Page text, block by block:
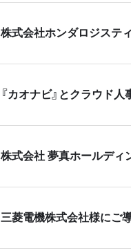
株式会社ホンダロジステ
『カオナビ』とクラウド
株式会社 夢真ホールディ
三菱電機株式会社様にご